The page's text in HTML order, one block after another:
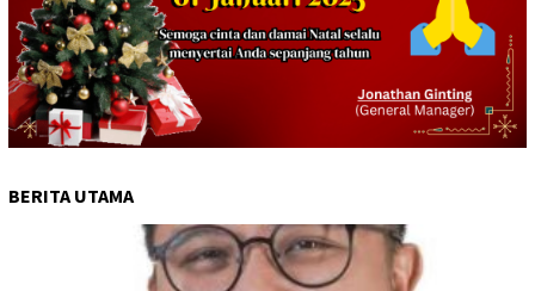
BERITA UTAMA